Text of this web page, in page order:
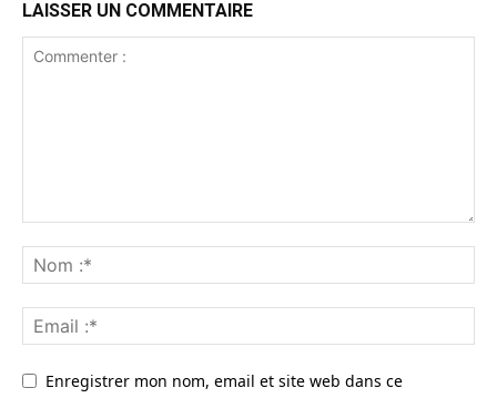
LAISSER UN COMMENTAIRE
Enregistrer mon nom, email et site web dans ce